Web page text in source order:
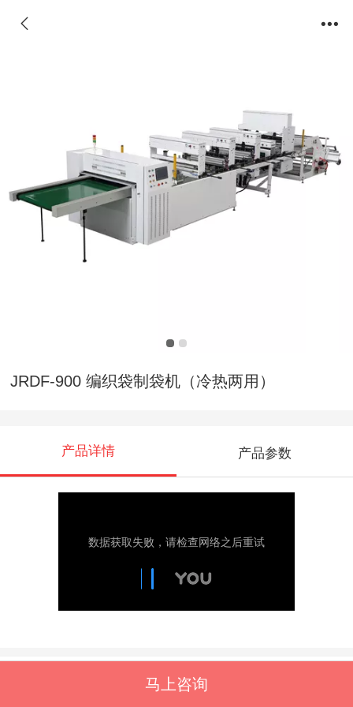
JRDF-900 编织袋制袋机（冷热两用）
产品详情 产品参数
马上咨询